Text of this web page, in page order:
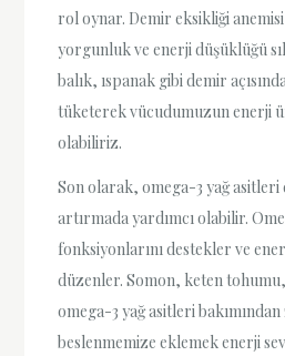
rol oynar. Demir eksikliği
yorgunluk ve enerji düşüklüğü
balık, ıspanak gibi demir
tüketerek vücudumuzun enerji
olabiliriz.
Son olarak, omega-3 yağ
artırmada yardımcı olabilir.
fonksiyonlarını destekler ve
düzenler. Somon, keten
omega-3 yağ asitleri
beslenmemize eklemek enerji